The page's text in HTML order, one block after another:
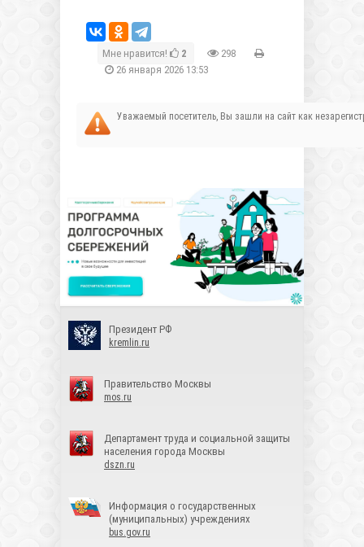
Мне нравится! 2
298
26 января 2026 13:53
Уважаемый посетитель, Вы зашли на сайт как
Президент РФ
kremlin.ru
Правительство Москвы
mos.ru
Департамент труда и социальной защиты
населения города Москвы
dszn.ru
Информация о государственных
(муниципальных) учреждениях
bus.gov.ru